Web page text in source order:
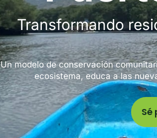
Transformando
Un modelo de conservación
ecosistema, educa a las
Sé